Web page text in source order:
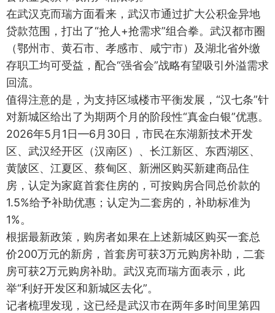
在武汉克而瑞方面看来，武汉市通过扩大公积金异地
贷款范围，打出了“抢人+抢需求”组合拳。武汉都市圈
（鄂州市、黄石市、孝感市、咸宁市）及湖北省外缴
存职工均可受益，配合“强省会”战略有望吸引外溢需求
回流。
值得注意的是，为支持区域楼市平衡发展，“汉七条”针
对新城区给出了为期两个月的阶段性“真金白银”优惠。
2026年5月1日—6月30日，市民在东湖新技术开发
区、武汉经开区（汉南区）、长江新区、东西湖区、
黄陂区、江夏区、蔡甸区、新洲区购买新建商品住
房，认定为家庭首套住房的，可按购房合同总价款的
1.5%给予补助优惠；认定为二套房的，补助标准为
1%。
根据最新政策，购房者如果在上述新城区购买一套总
价200万元的新房，首套房可获3万元购房补助，二套
房可获2万元购房补助。武汉克而瑞方面表示，此
举“利好开发区和新城区去化”。
记者梳理发现，这已经是武汉市在两年多时间里第四